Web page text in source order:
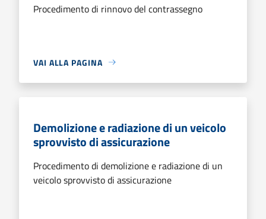
Procedimento di rinnovo del contrassegno
VAI ALLA PAGINA
Demolizione e radiazione di un veicolo
sprovvisto di assicurazione
Procedimento di demolizione e radiazione di un
veicolo sprovvisto di assicurazione